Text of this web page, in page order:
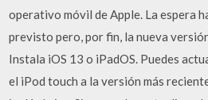
operativo móvil de Apple. La espera
previsto pero, por fin, la nueva
Instala iOS 13 o iPadOS. Puedes
el iPod touch a la versión más